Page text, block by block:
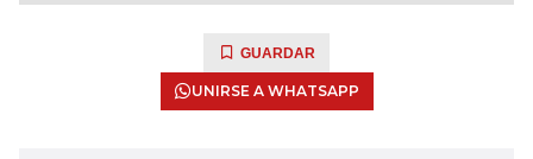
GUARDAR
UNIRSE A WHATSAPP